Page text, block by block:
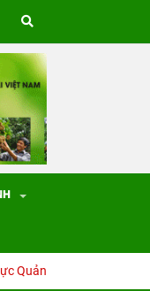
chất lượng nông lâm